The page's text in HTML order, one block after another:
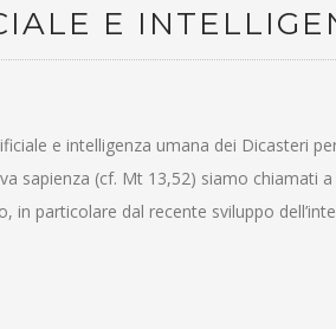
E
e intelligenza umana dei Dicasteri
sapienza (cf. Mt 13,52) siamo chiamati
particolare dal recente sviluppo